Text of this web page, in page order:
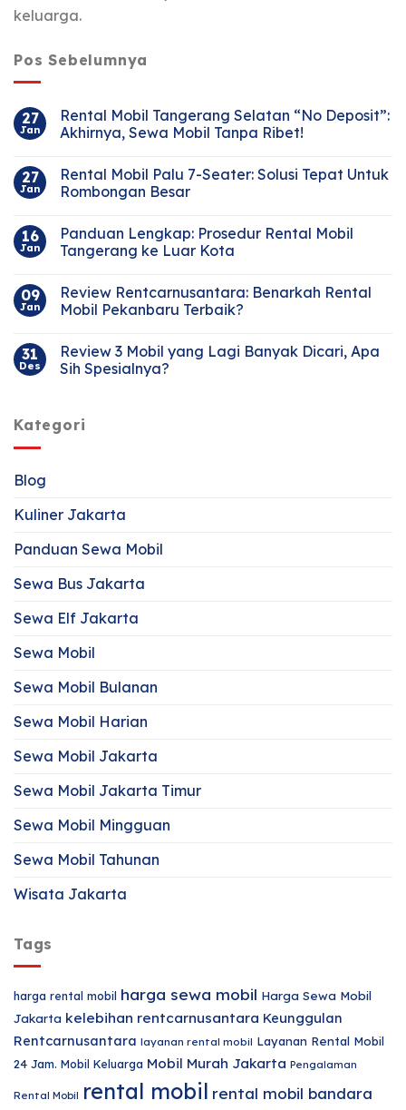
keluarga.
Pos Sebelumnya
27
Jan
Rental Mobil Tangerang Selatan “No Deposit”:
Akhirnya, Sewa Mobil Tanpa Ribet!
27
Jan
Rental Mobil Palu 7-Seater: Solusi Tepat Untuk
Rombongan Besar
16
Jan
Panduan Lengkap: Prosedur Rental Mobil
Tangerang ke Luar Kota
09
Jan
Review Rentcarnusantara: Benarkah Rental
Mobil Pekanbaru Terbaik?
31
Des
Review 3 Mobil yang Lagi Banyak Dicari, Apa
Sih Spesialnya?
Kategori
Blog
Kuliner Jakarta
Panduan Sewa Mobil
Sewa Bus Jakarta
Sewa Elf Jakarta
Sewa Mobil
Sewa Mobil Bulanan
Sewa Mobil Harian
Sewa Mobil Jakarta
Sewa Mobil Jakarta Timur
Sewa Mobil Mingguan
Sewa Mobil Tahunan
Wisata Jakarta
Tags
harga rental mobil harga sewa mobil Harga Sewa Mobil
Jakarta kelebihan rentcarnusantara Keunggulan
Rentcarnusantara layanan rental mobil Layanan Rental Mobil
24 Jam. Mobil Keluarga Mobil Murah Jakarta Pengalaman
Rental Mobil rental mobil rental mobil bandara